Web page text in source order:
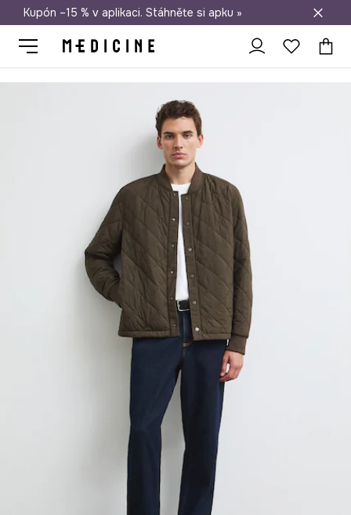
Doprava zdarma při nákupu nad 1 200 Kč
Kupón –15 % v aplikaci. Stáhněte si apku »